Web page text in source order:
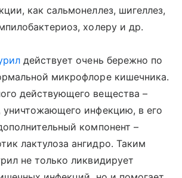
как сальмонеллез, шигеллез,
холеру и др.
действует очень бережно по
микрофлоре кишечника.
действующего вещества –
уничтожающего инфекцию, в его
компонент –
лактулоза ангидро. Таким
не только ликвидирует